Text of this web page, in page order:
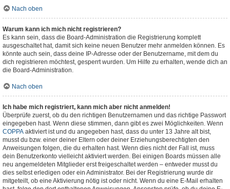
Nach oben
Warum kann ich mich nicht registrieren?
Es kann sein, dass die Board-Administration die Registrierung komplett
ausgeschaltet hat, damit sich keine neuen Benutzer mehr anmelden können. Es
könnte auch sein, dass deine IP-Adresse oder der Benutzername, mit dem du
dich registrieren möchtest, gesperrt wurden. Um Hilfe zu erhalten, wende dich an
die Board-Administration.
Nach oben
Ich habe mich registriert, kann mich aber nicht anmelden!
Überprüfe zuerst, ob du den richtigen Benutzernamen und das richtige Passwort
eingegeben hast. Wenn diese stimmen, dann gibt es zwei Möglichkeiten. Wenn
COPPA aktiviert ist und du angegeben hast, dass du unter 13 Jahre alt bist,
musst du bzw. einer deiner Eltern oder deiner Erziehungsberechtigten den
Anweisungen folgen, die du erhalten hast. Wenn dies nicht der Fall ist, muss
dein Benutzerkonto vielleicht aktiviert werden. Bei einigen Boards müssen alle
neu angemeldeten Mitglieder erst freigeschaltet werden – entweder musst du
dies selbst erledigen oder ein Administrator. Bei der Registrierung wurde dir
mitgeteilt, ob eine Aktivierung nötig ist oder nicht. Wenn du eine E-Mail erhalten